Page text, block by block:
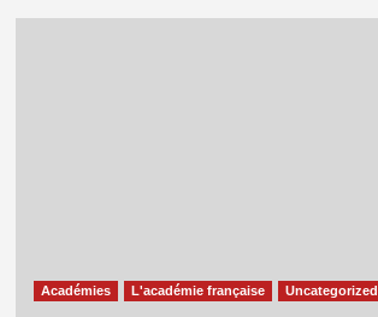
Académies L'académie française Uncategorized